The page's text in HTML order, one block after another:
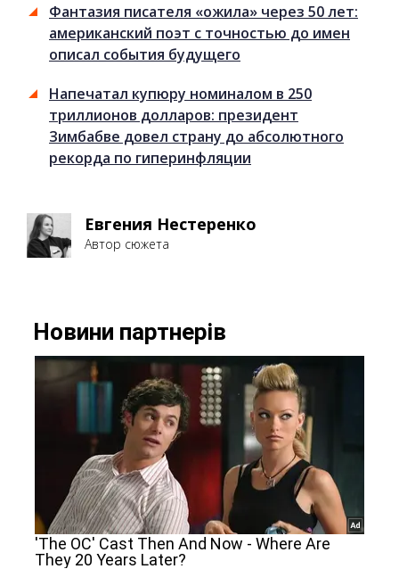
Фантазия писателя «ожила» через 50 лет:
американский поэт с точностью до имен
описал события будущего
Напечатал купюру номиналом в 250
триллионов долларов: президент
Зимбабве довел страну до абсолютного
рекорда по гиперинфляции
Евгения Нестеренко
Автор сюжета